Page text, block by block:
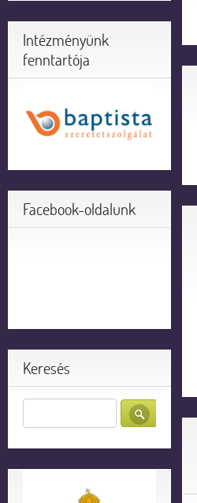
Intézményünk
fenntartója
Facebook-oldalunk
Keresés